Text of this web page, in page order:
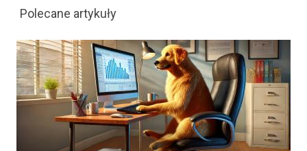
Polecane artykuły